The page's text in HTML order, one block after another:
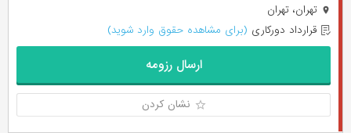
تهران، تهران
قرارداد دورکاری (برای مشاهده حقوق وارد شوید)
ارسال رزومه
نشان کردن